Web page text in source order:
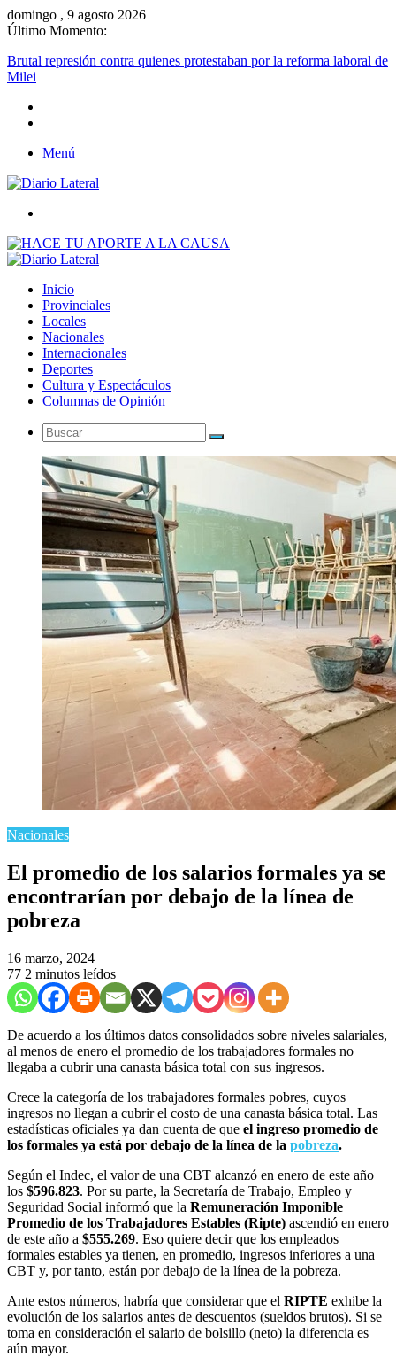
domingo , 9 agosto 2026
Último Momento:
Brutal represión contra quienes protestaban por la reforma laboral
Milei
Menú
Inicio
Provinciales
Locales
Nacionales
Internacionales
Deportes
Cultura y Espectáculos
Columnas de Opinión
Buscar
Nacionales
El promedio de los salarios formales ya se
encontrarían por debajo de la línea de
pobreza
16 marzo, 2024
77 2 minutos leídos
De acuerdo a los últimos datos consolidados sobre niveles salariales,
al menos de enero el promedio de los trabajadores formales no
llegaba a cubrir una canasta básica total con sus ingresos.
Crece la categoría de los trabajadores formales pobres, cuyos
ingresos no llegan a cubrir el costo de una canasta básica total. Las
estadísticas oficiales ya dan cuenta de que el ingreso promedio de
los formales ya está por debajo de la línea de la pobreza.
Según el Indec, el valor de una CBT alcanzó en enero de este año
los $596.823. Por su parte, la Secretaría de Trabajo, Empleo y
Seguridad Social informó que la Remuneración Imponible
Promedio de los Trabajadores Estables (Ripte) ascendió en enero
de este año a $555.269. Eso quiere decir que los empleados
formales estables ya tienen, en promedio, ingresos inferiores a una
CBT y, por tanto, están por debajo de la línea de la pobreza.
Ante estos números, habría que considerar que el RIPTE exhibe la
evolución de los salarios antes de descuentos (sueldos brutos). Si se
toma en consideración el salario de bolsillo (neto) la diferencia es
aún mayor.